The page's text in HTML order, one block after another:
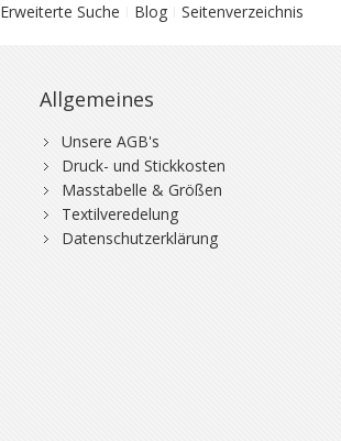
Erweiterte Suche Blog Seitenverzeichnis
Allgemeines
Unsere AGB's
Druck- und Stickkosten
Masstabelle & Größen
Textilveredelung
Datenschutzerklärung